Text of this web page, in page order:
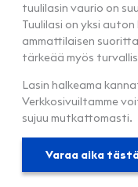
tuulilasin vaurio on
Tuulilasi on yksi
ammattilaisen
tärkeää myös
Lasin halkeama
Verkkosivuiltamme
sujuu mutkattomasti.
Varaa aika tästä